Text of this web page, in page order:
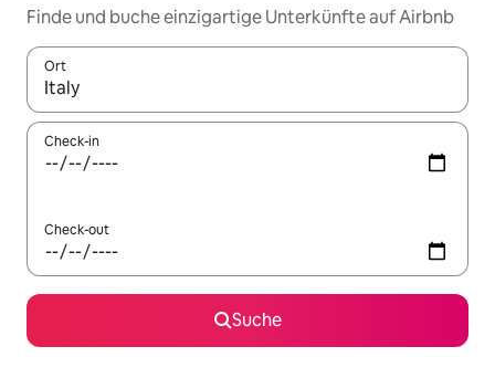
Finde und buche einzigartige Unterkünfte auf Airbnb
Ort
Wenn Ergebnisse verfügbar sind, navigiere mit den
Check-in
Check-out
Suche